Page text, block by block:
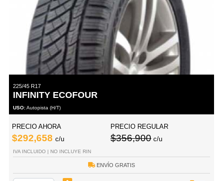
225/45 R17
INFINITY ECOFOUR
USO:Autopista (H/T)
PRECIO AHORA
$292,658 c/u
PRECIO REGULAR
$356,900 c/u
IVA INCLUIDO | NO INCLUYE RIN
ENVÍO GRATIS